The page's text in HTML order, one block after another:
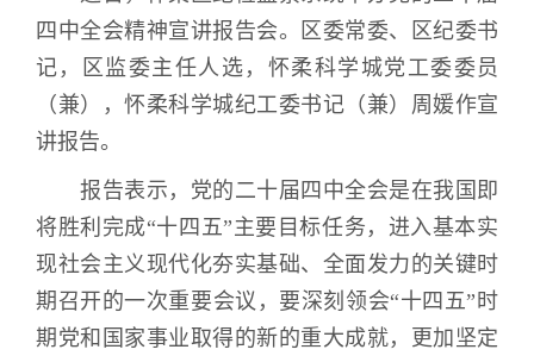
四中全会精神宣讲报告会。区委常委、区纪委书
记，区监委主任人选，怀柔科学城党工委委员
（兼），怀柔科学城纪工委书记（兼）周媛作宣
讲报告。
报告表示，党的二十届四中全会是在我国即
将胜利完成“十四五”主要目标任务，进入基本实
现社会主义现代化夯实基础、全面发力的关键时
期召开的一次重要会议，要深刻领会“十四五”时
期党和国家事业取得的新的重大成就，更加坚定